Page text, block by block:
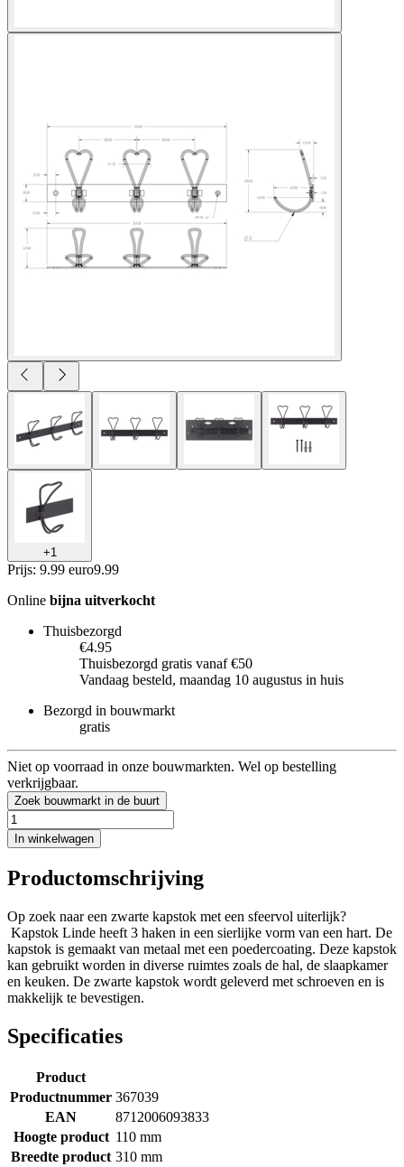
+1
Prijs: 9.99 euro9.99
Online bijna uitverkocht
Thuisbezorgd
€4.95
Thuisbezorgd gratis vanaf €50
Vandaag besteld, maandag 10 augustus in huis
Bezorgd in bouwmarkt
gratis
Niet op voorraad in onze bouwmarkten. Wel op bestelling
verkrijgbaar.
Zoek bouwmarkt in de buurt
In winkelwagen
Productomschrijving
Op zoek naar een zwarte kapstok met een sfeervol uiterlijk?
Kapstok Linde heeft 3 haken in een sierlijke vorm van een hart. De
kapstok is gemaakt van metaal met een poedercoating. Deze kapstok
kan gebruikt worden in diverse ruimtes zoals de hal, de slaapkamer
en keuken. De zwarte kapstok wordt geleverd met schroeven en is
makkelijk te bevestigen.
Specificaties
Product
Productnummer 367039
EAN
8712006093833
Hoogte product 110 mm
Breedte product 310 mm